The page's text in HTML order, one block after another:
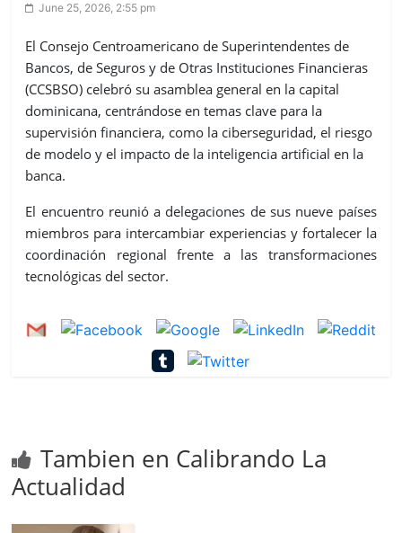
June 25, 2026, 2:55 pm
El Consejo Centroamericano de Superintendentes de
Bancos, de Seguros y de Otras Instituciones Financieras
(CCSBSO) celebró su asamblea general en la capital
dominicana, centrándose en temas clave para la
supervisión financiera, como la ciberseguridad, el riesgo
de modelo y el impacto de la inteligencia artificial en la
banca.
El encuentro reunió a delegaciones de sus nueve países
miembros para intercambiar experiencias y fortalecer la
coordinación regional frente a las transformaciones
tecnológicas del sector.
Tambien en Calibrando La
Actualidad